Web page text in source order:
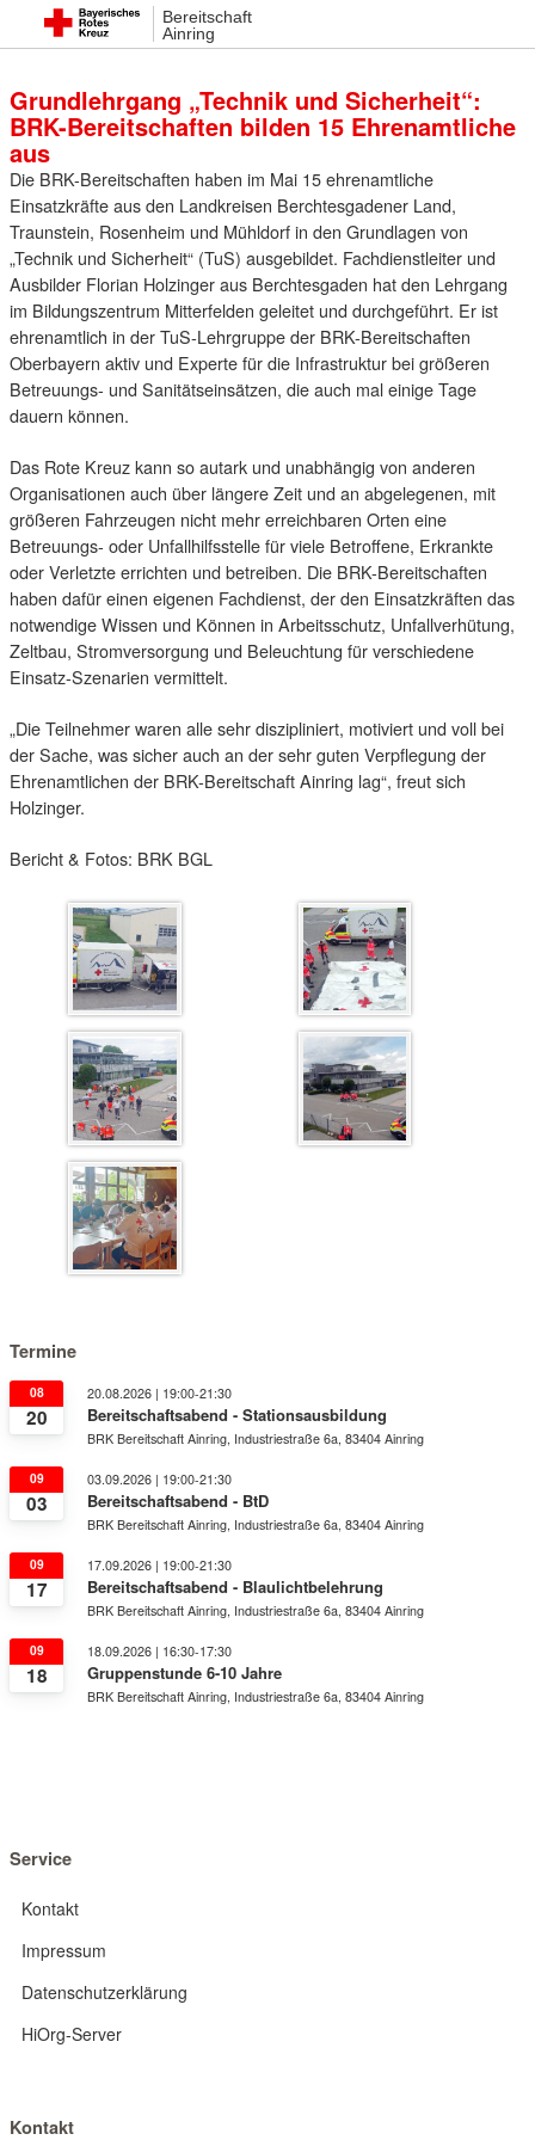
Bereitschaft
Ainring
8. Mai 2023 00:05
Grundlehrgang „Technik und Sicherheit“:
BRK-Bereitschaften bilden 15 Ehrenamtliche
aus
Die BRK-Bereitschaften haben im Mai 15 ehrenamtliche
Einsatzkräfte aus den Landkreisen Berchtesgadener Land,
Traunstein, Rosenheim und Mühldorf in den Grundlagen von
„Technik und Sicherheit“ (TuS) ausgebildet. Fachdienstleiter und
Ausbilder Florian Holzinger aus Berchtesgaden hat den Lehrgang
im Bildungszentrum Mitterfelden geleitet und durchgeführt. Er ist
ehrenamtlich in der TuS-Lehrgruppe der BRK-Bereitschaften
Oberbayern aktiv und Experte für die Infrastruktur bei größeren
Betreuungs- und Sanitätseinsätzen, die auch mal einige Tage
dauern können.
Das Rote Kreuz kann so autark und unabhängig von anderen
Organisationen auch über längere Zeit und an abgelegenen, mit
größeren Fahrzeugen nicht mehr erreichbaren Orten eine
Betreuungs- oder Unfallhilfsstelle für viele Betroffene, Erkrankte
oder Verletzte errichten und betreiben. Die BRK-Bereitschaften
haben dafür einen eigenen Fachdienst, der den Einsatzkräften das
notwendige Wissen und Können in Arbeitsschutz, Unfallverhütung,
Zeltbau, Stromversorgung und Beleuchtung für verschiedene
Einsatz-Szenarien vermittelt.
„Die Teilnehmer waren alle sehr diszipliniert, motiviert und voll bei
der Sache, was sicher auch an der sehr guten Verpflegung der
Ehrenamtlichen der BRK-Bereitschaft Ainring lag“, freut sich
Holzinger.
Bericht & Fotos: BRK BGL
Termine
08
20
20.08.2026 | 19:00-21:30
Bereitschaftsabend - Stationsausbildung
BRK Bereitschaft Ainring, Industriestraße 6a, 83404 Ainring
09
03
03.09.2026 | 19:00-21:30
Bereitschaftsabend - BtD
BRK Bereitschaft Ainring, Industriestraße 6a, 83404 Ainring
09
17
17.09.2026 | 19:00-21:30
Bereitschaftsabend - Blaulichtbelehrung
BRK Bereitschaft Ainring, Industriestraße 6a, 83404 Ainring
09
18
18.09.2026 | 16:30-17:30
Gruppenstunde 6-10 Jahre
BRK Bereitschaft Ainring, Industriestraße 6a, 83404 Ainring
Service
Kontakt
Impressum
Datenschutzerklärung
HiOrg-Server
Kontakt